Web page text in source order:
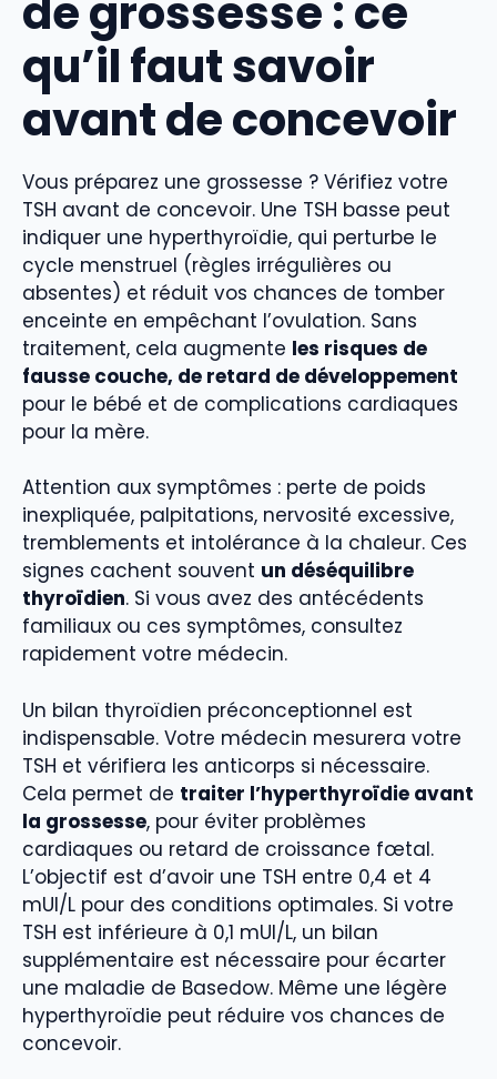
de grossesse : ce
qu’il faut savoir
avant de concevoir
Vous préparez une grossesse ? Vérifiez votre
TSH avant de concevoir. Une TSH basse peut
indiquer une hyperthyroïdie, qui perturbe le
cycle menstruel (règles irrégulières ou
absentes) et réduit vos chances de tomber
enceinte en empêchant l’ovulation. Sans
traitement, cela augmente les risques de
fausse couche, de retard de développement
pour le bébé et de complications cardiaques
pour la mère.
Attention aux symptômes : perte de poids
inexpliquée, palpitations, nervosité excessive,
tremblements et intolérance à la chaleur. Ces
signes cachent souvent un déséquilibre
thyroïdien. Si vous avez des antécédents
familiaux ou ces symptômes, consultez
rapidement votre médecin.
Un bilan thyroïdien préconceptionnel est
indispensable. Votre médecin mesurera votre
TSH et vérifiera les anticorps si nécessaire.
Cela permet de traiter l’hyperthyroïdie avant
la grossesse, pour éviter problèmes
cardiaques ou retard de croissance fœtal.
L’objectif est d’avoir une TSH entre 0,4 et 4
mUI/L pour des conditions optimales. Si votre
TSH est inférieure à 0,1 mUI/L, un bilan
supplémentaire est nécessaire pour écarter
une maladie de Basedow. Même une légère
hyperthyroïdie peut réduire vos chances de
concevoir.